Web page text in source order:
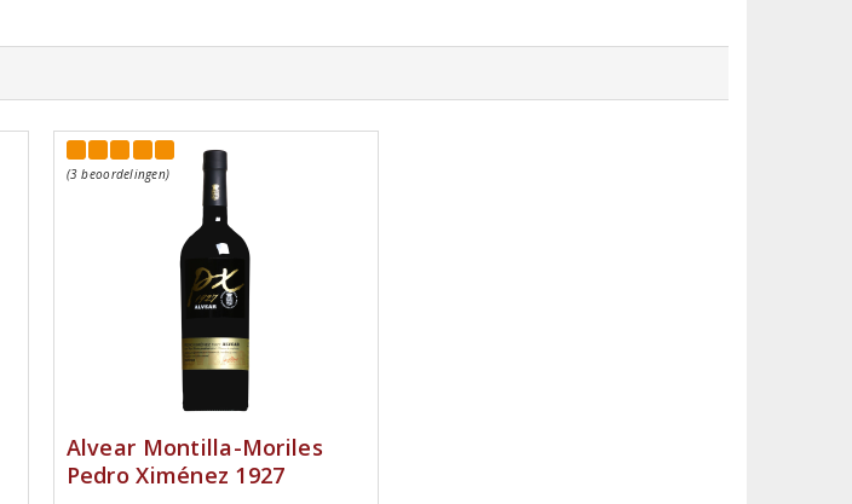
(3 beoordelingen)
Alvear Montilla-Moriles
Pedro Ximénez 1927